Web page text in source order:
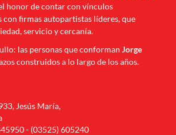
honor de contar con vínculos
con firmas autopartistas líderes, que
servicio y cercanía.
las personas que conforman Jorge
construidos a lo largo de los años.
Jesús María,
- (03525) 605240